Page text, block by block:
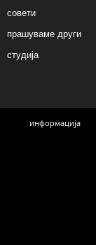
совети
прашуваме други
студија
информација